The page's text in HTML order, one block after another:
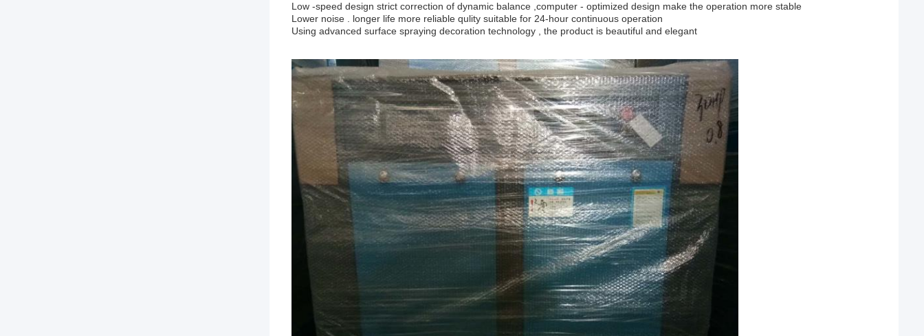
L ow -speed design strict correction of dynamic balance ,computer - optimized design make the operation more stable
Lower noise . longer life more reliable qulity suitable for 24-hour continuous operation
Using advanced surface spraying decoration technology , the product is beautiful and elegant